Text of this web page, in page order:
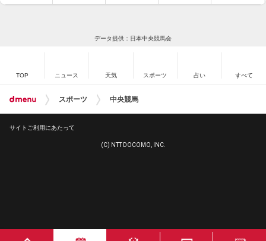
データ提供：日本中央競馬会
TOP ニュース 天気 スポーツ 占い すべて
スポーツ 中央競馬
サイトご利用にあたって
(C) NTT DOCOMO, INC.